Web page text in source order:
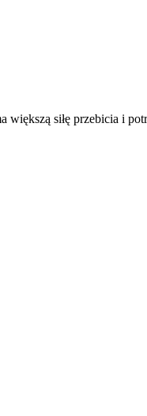
siłę przebicia i